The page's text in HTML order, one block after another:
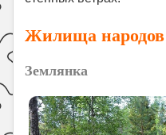
Жилища народов
Землянка